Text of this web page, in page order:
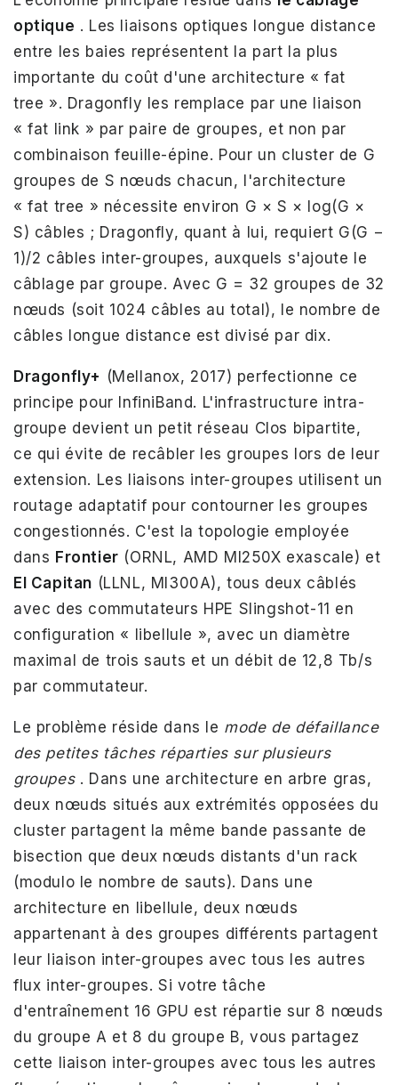
optique . Les liaisons optiques longue distance
entre les baies représentent la part la plus
importante du coût d'une architecture « fat
tree ». Dragonfly les remplace par une liaison
« fat link » par paire de groupes, et non par
combinaison feuille-épine. Pour un cluster de G
groupes de S nœuds chacun, l'architecture
« fat tree » nécessite environ G × S × log(G ×
S) câbles ; Dragonfly, quant à lui, requiert G(G −
1)/2 câbles inter-groupes, auxquels s'ajoute le
câblage par groupe. Avec G = 32 groupes de 32
nœuds (soit 1024 câbles au total), le nombre de
câbles longue distance est divisé par dix.
Dragonfly+ (Mellanox, 2017) perfectionne ce
principe pour InfiniBand. L'infrastructure intra-
groupe devient un petit réseau Clos bipartite,
ce qui évite de recâbler les groupes lors de leur
extension. Les liaisons inter-groupes utilisent un
routage adaptatif pour contourner les groupes
congestionnés. C'est la topologie employée
dans Frontier (ORNL, AMD MI250X exascale) et
El Capitan (LLNL, MI300A), tous deux câblés
avec des commutateurs HPE Slingshot-11 en
configuration « libellule », avec un diamètre
maximal de trois sauts et un débit de 12,8 Tb/s
par commutateur.
Le problème réside dans le mode de défaillance
des petites tâches réparties sur plusieurs
groupes. Dans une architecture en arbre gras,
deux nœuds situés aux extrémités opposées du
cluster partagent la même bande passante de
bisection que deux nœuds distants d'un rack
(modulo le nombre de sauts). Dans une
architecture en libellule, deux nœuds
appartenant à des groupes différents partagent
leur liaison inter-groupes avec tous les autres
flux inter-groupes. Si votre tâche
d'entraînement 16 GPU est répartie sur 8 nœuds
du groupe A et 8 du groupe B, vous partagez
cette liaison inter-groupes avec tous les autres